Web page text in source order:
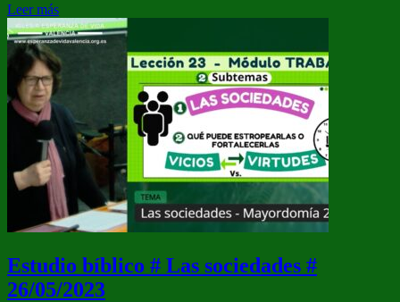
Leer más
Estudio bíblico # Las sociedades #
26/05/2023